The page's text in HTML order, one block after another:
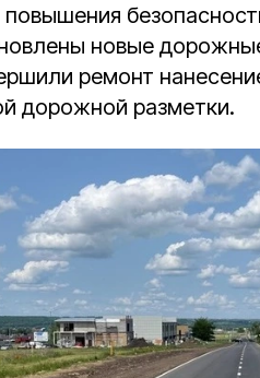
новые
ремонт
дорожной разметки.